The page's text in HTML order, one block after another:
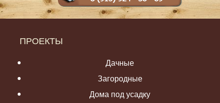
ПРОЕКТЫ
Дачные
Загородные
Дома под усадку